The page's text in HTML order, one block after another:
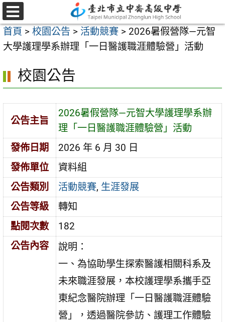
跳
至
主
要
容
選
單
首頁 > 校園公告 > 活動競賽 > 2026暑假營隊—元智
大學護理學系辦理「一日醫護職涯體驗營」活動
校園公告
公告主旨
2026暑假營隊—元智大學護理學系辦
理「一日醫護職涯體驗營」活動
發佈日期
2026 年 6 月 30 日
發佈單位
資料組
公告類別
活動競賽, 生涯發展
公告等級
轉知
點閱次數
182
公告內容
說明：
一、為協助學生探索醫護相關科系及
未來職涯發展，本校護理學系攜手亞
東紀念醫院辦理「一日醫護職涯體驗
營」，透過醫院參訪、護理工作體驗